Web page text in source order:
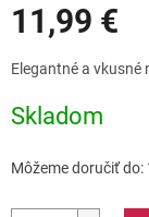
11,99 €
cena:
Elegantné a vkusné
Skladom
Môžeme doručiť do: